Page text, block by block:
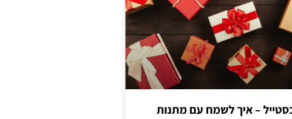
– איך לשמח עם מתנות